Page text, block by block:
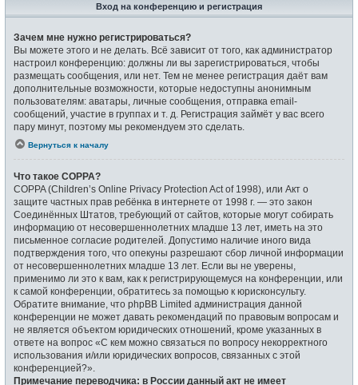
Вход на конференцию и регистрация
Зачем мне нужно регистрироваться?
Вы можете этого и не делать. Всё зависит от того, как администратор
настроил конференцию: должны ли вы зарегистрироваться, чтобы
размещать сообщения, или нет. Тем не менее регистрация даёт вам
дополнительные возможности, которые недоступны анонимным
пользователям: аватары, личные сообщения, отправка email-
сообщений, участие в группах и т. д. Регистрация займёт у вас всего
пару минут, поэтому мы рекомендуем это сделать.
Вернуться к началу
Что такое COPPA?
COPPA (Children’s Online Privacy Protection Act of 1998), или Акт о
защите частных прав ребёнка в интернете от 1998 г. — это закон
Соединённых Штатов, требующий от сайтов, которые могут собирать
информацию от несовершеннолетних младше 13 лет, иметь на это
письменное согласие родителей. Допустимо наличие иного вида
подтверждения того, что опекуны разрешают сбор личной информации
от несовершеннолетних младше 13 лет. Если вы не уверены,
применимо ли это к вам, как к регистрирующемуся на конференции, или
к самой конференции, обратитесь за помощью к юрисконсульту.
Обратите внимание, что phpBB Limited администрация данной
конференции не может давать рекомендаций по правовым вопросам и
не является объектом юридических отношений, кроме указанных в
ответе на вопрос «С кем можно связаться по вопросу некорректного
использования и/или юридических вопросов, связанных с этой
конференцией?».
Примечание переводчика: в России данный акт не имеет